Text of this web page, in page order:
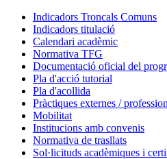
Indicadors Troncals Comuns
Indicadors titulació
Calendari acadèmic
Normativa TFG
Documentació oficial del
Pla d'acció tutorial
Pla d'acollida
Pràctiques externes /
Mobilitat
Institucions amb convenis
Normativa de trasllats
Sol·licituds acadèmiques i